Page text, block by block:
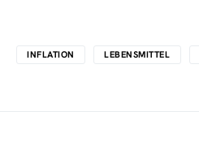
INFLATION LEBENSMITTEL